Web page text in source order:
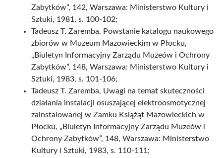
Zabytków”, 142, Warszawa: Ministerstwo Kultury i
Sztuki, 1981, s. 100-102;
Tadeusz T. Zaremba, Powstanie katalogu naukowego
zbiorów w Muzeum Mazowieckim w Płocku,
„Biuletyn Informacyjny Zarządu Muzeów i Ochrony
Zabytków”, 148, Warszawa: Ministerstwo Kultury i
Sztuki, 1983, s. 101-106;
Tadeusz T. Zaremba, Uwagi na temat skuteczności
działania instalacji osuszającej elektroosmotycznej
zainstalowanej w Zamku Książąt Mazowieckich w
Płocku, „Biuletyn Informacyjny Zarządu Muzeów i
Ochrony Zabytków”, 148, Warszawa: Ministerstwo
Kultury i Sztuki, 1983, s. 110-111;